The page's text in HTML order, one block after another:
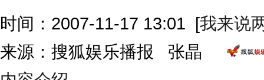
时间：2007-11-17 13:01 [我来说
来源：搜狐娱乐播报 张晶